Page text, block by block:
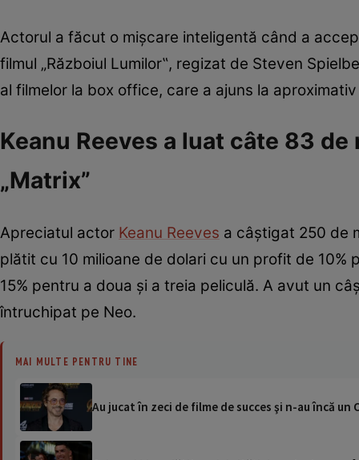
Actorul a făcut o mișcare inteligentă când a
filmul „Războiul Lumilor‟, regizat de Steven
al filmelor la box office, care a ajuns la
Keanu Reeves a luat câte 83
„Matrix”
Apreciatul actor Keanu Reeves a câștigat 250 de
plătit cu 10 milioane de dolari cu un profit de
15% pentru a doua și a treia peliculă. A avut un
întruchipat pe Neo.
MAI MULTE PENTRU TINE